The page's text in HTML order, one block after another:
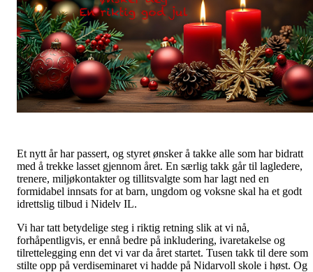
Et nytt år har passert, og styret ønsker å takke alle som har bidratt
med å trekke lasset gjennom året. En særlig takk går til lagledere,
trenere, miljøkontakter og tillitsvalgte som har lagt ned en
formidabel innsats for at barn, ungdom og voksne skal ha et godt
idrettslig tilbud i Nidelv IL.
Vi har tatt betydelige steg i riktig retning slik at vi nå,
forhåpentligvis, er ennå bedre på inkludering, ivaretakelse og
tilrettelegging enn det vi var da året startet. Tusen takk til dere som
stilte opp på verdiseminaret vi hadde på Nidarvoll skole i høst. Og